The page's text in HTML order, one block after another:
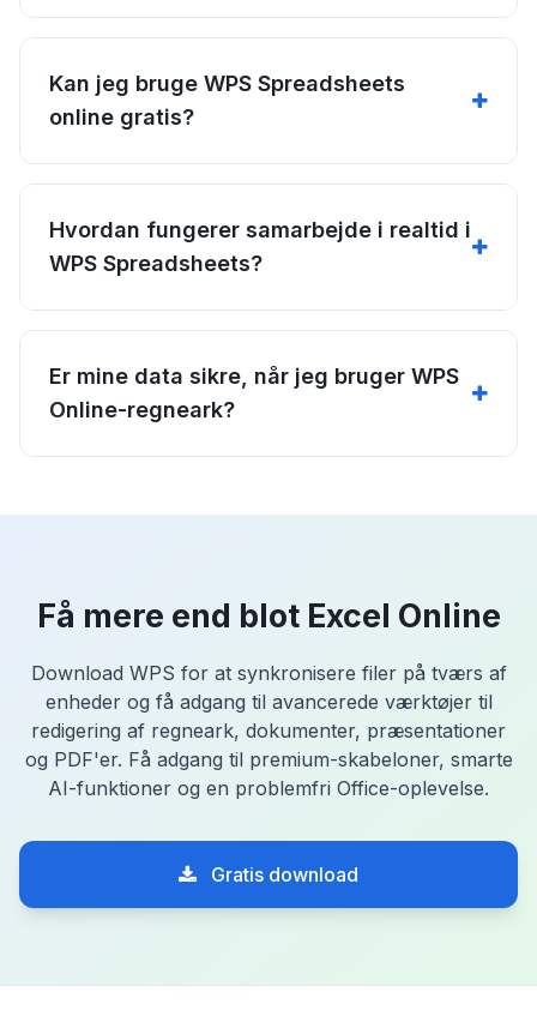
Kan jeg bruge WPS Spreadsheets
online gratis?
Hvordan fungerer samarbejde i realtid i
WPS Spreadsheets?
Er mine data sikre, når jeg bruger WPS
Online-regneark?
Få mere end blot Excel Online
Download WPS for at synkronisere filer på tværs af
enheder og få adgang til avancerede værktøjer til
redigering af regneark, dokumenter, præsentationer
og PDF'er. Få adgang til premium-skabeloner, smarte
AI-funktioner og en problemfri Office-oplevelse.
Gratis download